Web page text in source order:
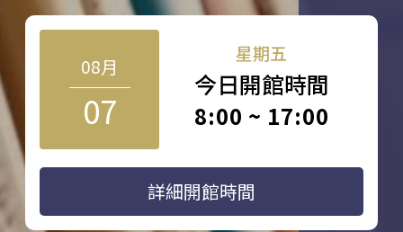
08月
07
星期五
今日開館時間
8:00 ~ 17:00
詳細開館時間